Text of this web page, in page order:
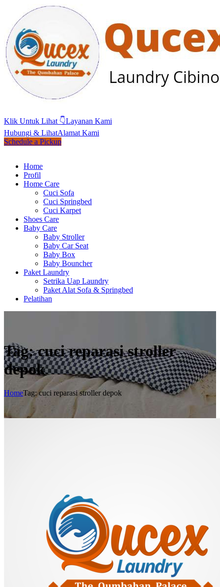
Klik Untuk Lihat 👇Layanan Kami
Hubungi & LihatAlamat Kami
Schedule a Pickup
Home
Profil
Home Care
Cuci Sofa
Cuci Springbed
Cuci Karpet
Shoes Care
Baby Care
Baby Stroller
Baby Car Seat
Baby Box
Baby Bouncher
Paket Laundry
Setrika Uap Laundry
Paket Alat Sofa & Springbed
Pelatihan
Tag: cuci reparasi stroller
depok
HomeTag: cuci reparasi stroller depok